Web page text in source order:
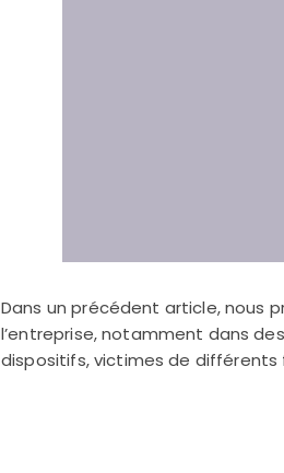
Dans un précédent article, nous
l’entreprise, notamment dans
dispositifs, victimes de